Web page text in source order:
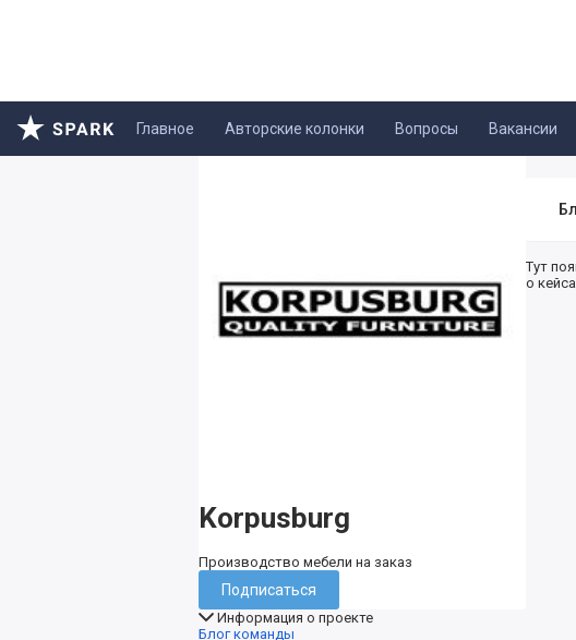
Главное Авторские колонки Вопросы Вакансии
Korpusburg
Производство мебели на заказ
Подписаться
Информация о проекте
Блог команды
Тут
о